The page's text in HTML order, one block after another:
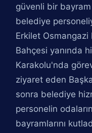
güvenli bir
belediye
Erkilet
Bahçesi yanında
Karakolu'nda
ziyaret eden
sonra belediye
personelin
bayramlarını